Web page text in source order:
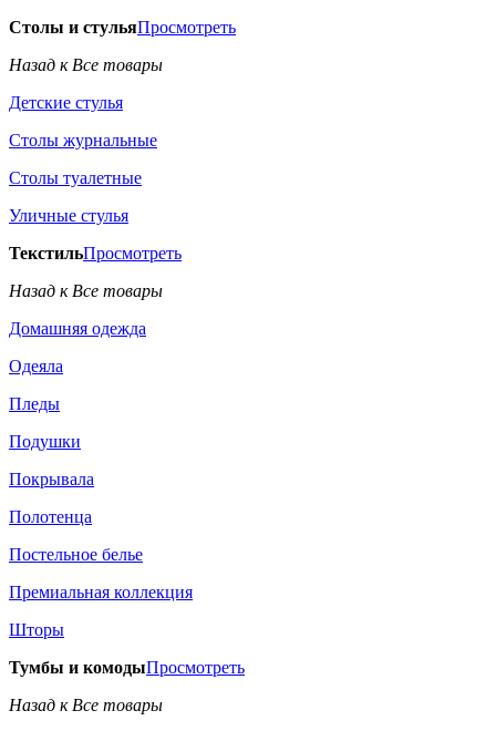
Столы и стульяПросмотреть
Назад к Все товары
Детские стулья
Столы журнальные
Столы туалетные
Уличные стулья
ТекстильПросмотреть
Назад к Все товары
Домашняя одежда
Одеяла
Пледы
Подушки
Покрывала
Полотенца
Постельное белье
Премиальная коллекция
Шторы
Тумбы и комодыПросмотреть
Назад к Все товары